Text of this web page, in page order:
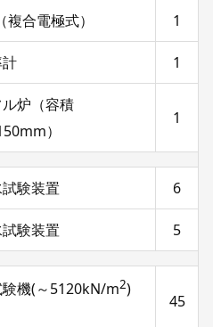
合電極式） 1
1
炉（容積
）
1
験装置 6
験装置 5
機(～5120kN/m2)
45